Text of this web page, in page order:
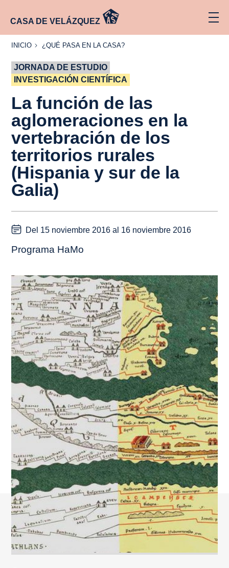
CASA DE VELÁZQUEZ
INICIO
INICIO
¿QUÉ
CASA?
¿QUÉ PASA EN LA CASA?
JORNADA DE ESTUDIO
INVESTIGACIÓN CIENTÍFICA
La función de las
aglomeraciones en la
vertebración de los
territorios rurales
(Hispania y sur de la
Galia)
Del 15 noviembre 2016 al 16 noviembre 2016
Programa HaMo